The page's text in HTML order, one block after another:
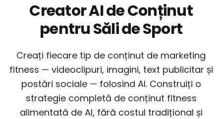
Creator AI de Conținut
pentru Săli de Sport
Creați fiecare tip de conținut de marketing
fitness — videoclipuri, imagini, text publicitar și
postări sociale — folosind AI. Construiți o
strategie completă de conținut fitness
alimentată de AI, fără costul tradițional și